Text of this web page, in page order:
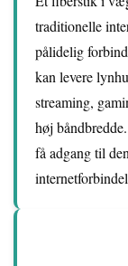
traditionelle
pålidelig
kan levere
streaming,
høj
få adgang til